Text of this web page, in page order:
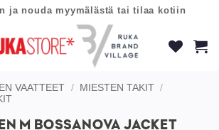
ja nouda myymälästä tai tilaa kotiin
VAATTEET / MIESTEN TAKIT /
M BOSSANOVA JACKET